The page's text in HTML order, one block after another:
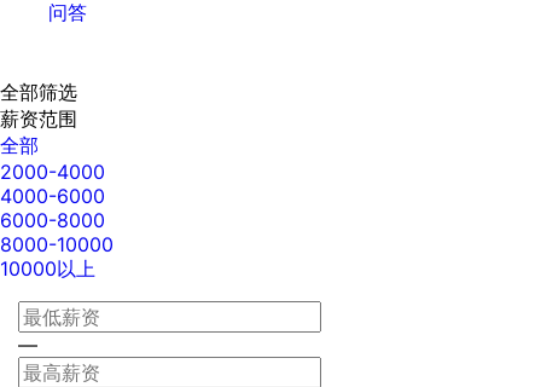
问答
全部筛选
薪资范围
全部
2000-4000
4000-6000
6000-8000
8000-10000
10000以上
—